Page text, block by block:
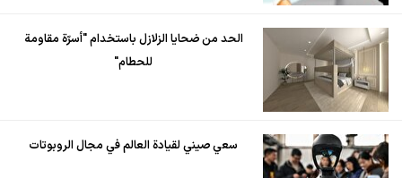
الحد من ضحايا الزلازل باستخدام "أسرّة مقاومة
للحطام"
سعي صيني لقيادة العالم في مجال الروبوتات